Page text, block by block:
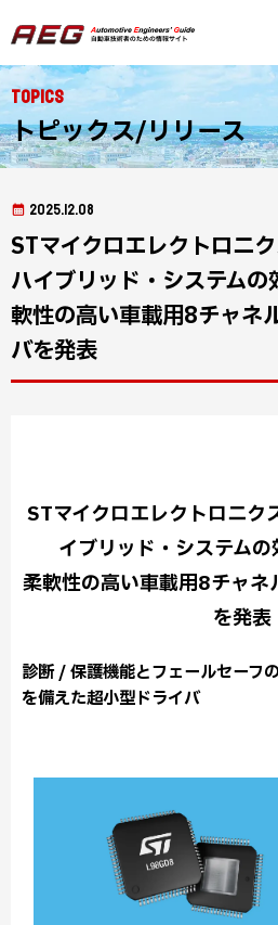
Topics
トピックス/リリース
2025.12.08
STマイクロエレクトロニ
ハイブリッド・システム
軟性の高い車載用8チャネ
バを発表
STマイクロエレクトロニク
イブリッド・システム
柔軟性の高い車載用8チャネ
を発表
診断 / 保護機能とフェールセーフ
を備えた超小型ドライバ